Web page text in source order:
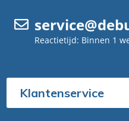
Reactietijd: Binnen 1
Klantenservice